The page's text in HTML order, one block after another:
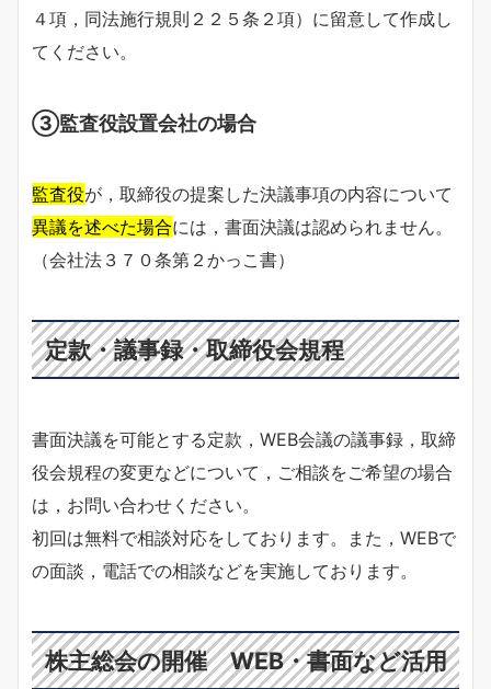
４項，同法施行規則２２５条２項）に留意して作成し
てください。
③監査役設置会社の場合
監査役が，取締役の提案した決議事項の内容について
異議を述べた場合には，書面決議は認められません。
（会社法３７０条第２かっこ書）
定款・議事録・取締役会規程
書面決議を可能とする定款，WEB会議の議事録，取締
役会規程の変更などについて，ご相談をご希望の場合
は，お問い合わせください。
初回は無料で相談対応をしております。また，WEBで
の面談，電話での相談などを実施しております。
株主総会の開催 WEB・書面など活用